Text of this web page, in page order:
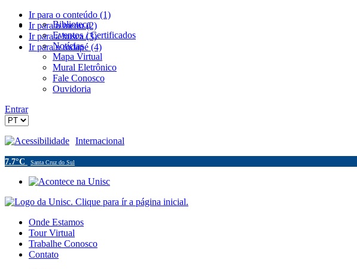
Ir para o conteúdo (1)
Ir para o menu (2)
Ir para a busca (3)
Ir para o rodapé (4)
Biblioteca
Eventos / Certificados
Notícias
Mapa Virtual
Mural Eletrônico
Fale Conosco
Ouvidoria
Entrar
Acessibilidade Internacional
7.7°C Santa Cruz do Sul
Onde Estamos
Tour Virtual
Trabalhe Conosco
Contato